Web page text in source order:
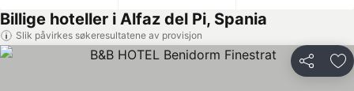
Billige hoteller i Alfaz del Pi, Spania
Slik påvirkes søkeresultatene av provisjon
Del